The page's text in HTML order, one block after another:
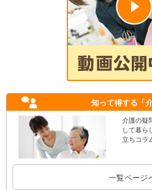
知って得する 「
介護の疑
して暮ら
立ちコラ
一覧ページ